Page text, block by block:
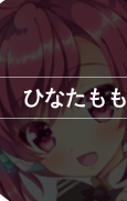
ひなたもも